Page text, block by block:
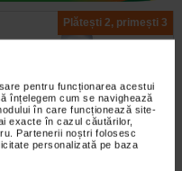
pentru funcționarea acestui
înțelegem cum se navighează
în care funcționează site-
exacte în cazul căutărilor,
Partenerii noștri folosesc
personalizată pe baza
Plătești 2, primești 3